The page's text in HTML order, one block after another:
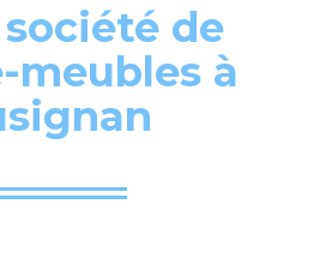
de
meubles à